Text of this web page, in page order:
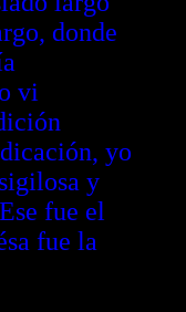
donde
vi
yo
y
fue el
fue la